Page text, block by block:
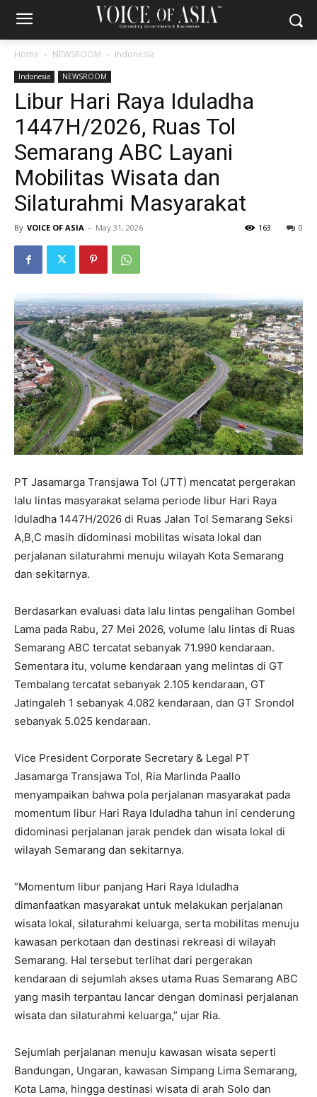
Home NEWSROOM Indonesia
Indonesia NEWSROOM
Libur Hari Raya Iduladha
1447H/2026, Ruas Tol
Semarang ABC Layani
Mobilitas Wisata dan
Silaturahmi Masyarakat
By VOICE OF ASIA - May 31, 2026 0
163
PT Jasamarga Transjawa Tol (JTT) mencatat pergerakan
lalu lintas masyarakat selama periode libur Hari Raya
Iduladha 1447H/2026 di Ruas Jalan Tol Semarang Seksi
A,B,C masih didominasi mobilitas wisata lokal dan
perjalanan silaturahmi menuju wilayah Kota Semarang
dan sekitarnya.
Berdasarkan evaluasi data lalu lintas pengalihan Gombel
Lama pada Rabu, 27 Mei 2026, volume lalu lintas di Ruas
Semarang ABC tercatat sebanyak 71.990 kendaraan.
Sementara itu, volume kendaraan yang melintas di GT
Tembalang tercatat sebanyak 2.105 kendaraan, GT
Jatingaleh 1 sebanyak 4.082 kendaraan, dan GT Srondol
sebanyak 5.025 kendaraan.
Vice President Corporate Secretary & Legal PT
Jasamarga Transjawa Tol, Ria Marlinda Paallo
menyampaikan bahwa pola perjalanan masyarakat pada
momentum libur Hari Raya Iduladha tahun ini cenderung
didominasi perjalanan jarak pendek dan wisata lokal di
wilayah Semarang dan sekitarnya.
“Momentum libur panjang Hari Raya Iduladha
dimanfaatkan masyarakat untuk melakukan perjalanan
wisata lokal, silaturahmi keluarga, serta mobilitas menuju
kawasan perkotaan dan destinasi rekreasi di wilayah
Semarang. Hal tersebut terlihat dari pergerakan
kendaraan di sejumlah akses utama Ruas Semarang ABC
yang masih terpantau lancar dengan dominasi perjalanan
wisata dan silaturahmi keluarga,” ujar Ria.
Sejumlah perjalanan menuju kawasan wisata seperti
Bandungan, Ungaran, kawasan Simpang Lima Semarang,
Kota Lama, hingga destinasi wisata di arah Solo dan